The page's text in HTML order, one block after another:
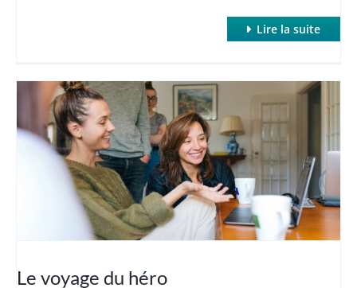
Lire la suite
Le voyage du héro